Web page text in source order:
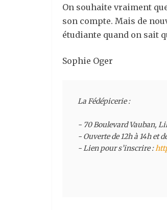
On souhaite vraiment
son compte. Mais de
étudiante quand on sait
Sophie Oger
La Fédépicerie :
- 70 Boulevard Vauban,
- Ouverte de 12h à 14h et
- Lien pour s’inscrire :